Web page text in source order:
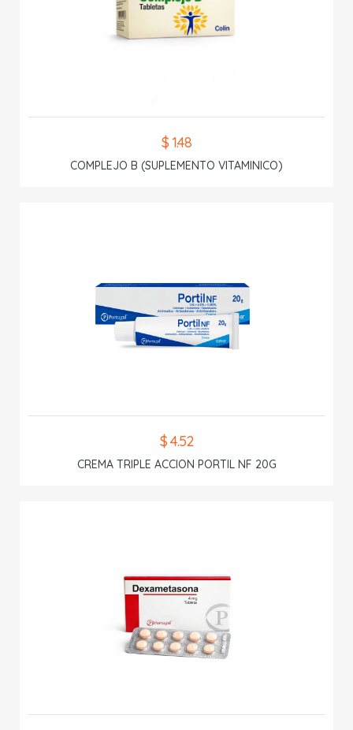
$ 1.48
COMPLEJO B (SUPLEMENTO VITAMINICO)
$ 4.52
CREMA TRIPLE ACCION PORTIL NF 20G